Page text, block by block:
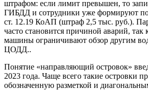
штрафом: если лимит превышен, то
ГИБДД и сотрудники уже формируют
ст. 12.19 КоАП (штраф 2,5 тыс. руб.).
часто становится причиной аварий, так
машины ограничивают обзор другим
ЦОДД..
Понятие «направляющий островок»
2023 года. Чаще всего такие островки
обозначенную разметкой и